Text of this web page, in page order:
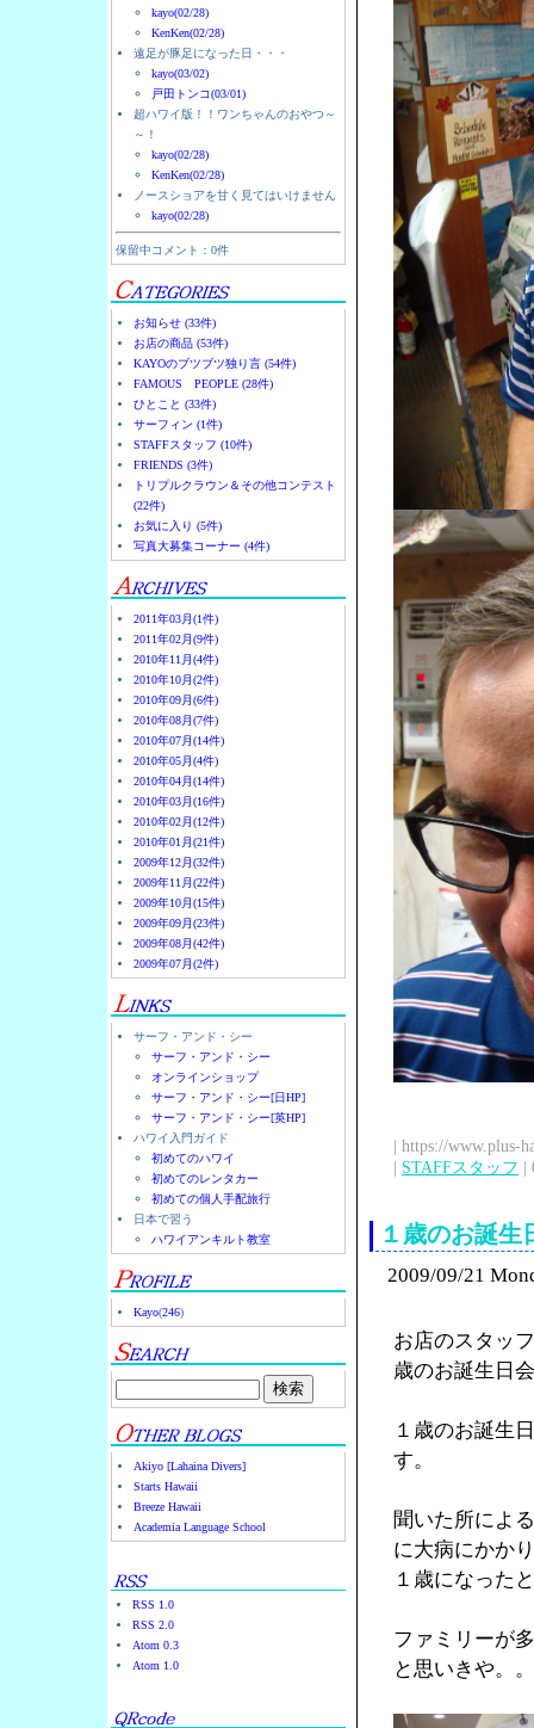
kayo(02/28)
KenKen(02/28)
遠足が豚足になった日・・・
kayo(03/02)
戸田トンコ(03/01)
超ハワイ版！！ワンちゃんのおやつ～
～！
kayo(02/28)
KenKen(02/28)
ノースショアを甘く見てはいけません
kayo(02/28)
保留中コメント：0件
お知らせ (33件)
お店の商品 (53件)
KAYOのブツブツ独り言 (54件)
FAMOUS PEOPLE (28件)
ひとこと (33件)
サーフィン (1件)
STAFFスタッフ (10件)
FRIENDS (3件)
トリプルクラウン＆その他コンテスト
(22件)
お気に入り (5件)
写真大募集コーナー (4件)
2011年03月(1件)
2011年02月(9件)
2010年11月(4件)
2010年10月(2件)
2010年09月(6件)
2010年08月(7件)
2010年07月(14件)
2010年05月(4件)
2010年04月(14件)
2010年03月(16件)
2010年02月(12件)
2010年01月(21件)
2009年12月(32件)
2009年11月(22件)
2009年10月(15件)
2009年09月(23件)
2009年08月(42件)
2009年07月(2件)
サーフ・アンド・シー
サーフ・アンド・シー
オンラインショップ
サーフ・アンド・シー[日HP]
サーフ・アンド・シー[英HP]
ハワイ入門ガイド
初めてのハワイ
初めてのレンタカー
初めての個人手配旅行
日本で習う
ハワイアンキルト教室
Kayo(246)
Akiyo [Lahaina Divers]
Starts Hawaii
Breeze Hawaii
Academia Language School
RSS 1.0
RSS 2.0
Atom 0.3
Atom 1.0
| https://www.plus-
| STAFFスタッフ |
１歳のお誕生
2009/09/21
お店のスタッ
歳のお誕生日
１歳のお誕生
す。
聞いた所によ
に大病にかか
１歳になった
ファミリーが
と思いきや。